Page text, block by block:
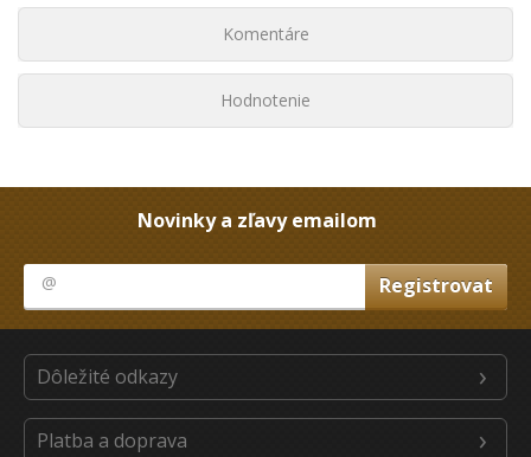
Komentáre
Hodnotenie
Novinky a zľavy emailom
Dôležité odkazy
Platba a doprava